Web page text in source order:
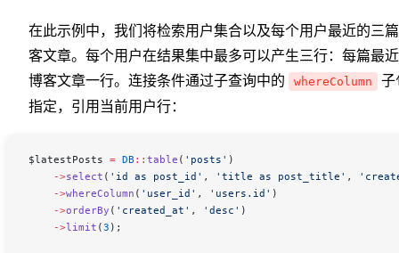
在此示例中，我们将检索用户集合以及每个用户最近的三
客文章。每个用户在结果集中最多可以产生三行：每篇最
博客文章一行。连接条件通过子查询中的
whereColumn
子
指定，引用当前用户行：
$latestPosts = DB :: table ( 'posts' )
    ->
select ( 'id as post_id' , 'title as post_title' ,
    ->
whereColumn ( 'user_id' , 'users.id' )
    ->
orderBy ( 'created_at' , 'desc' )
    ->
limit (3 );